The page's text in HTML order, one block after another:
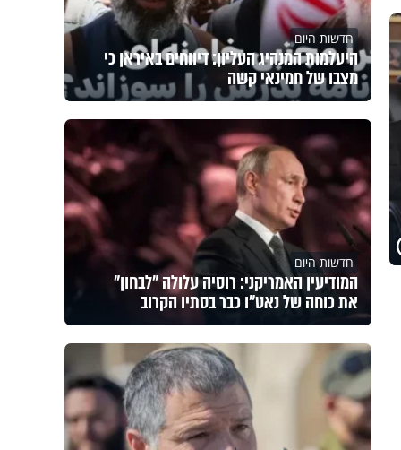
חדשות היום
היעלמות המנהיג העליון: דיווחים באיראן כי
מצבו של חמינאי קשה
חדשות היום
המודיעין האמריקני: רוסיה עלולה "לבחון"
את כוחה של נאט"ו כבר בסתיו הקרוב